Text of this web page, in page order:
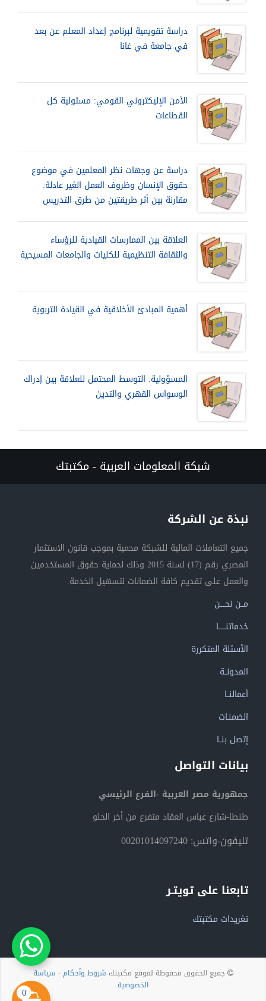
دراسة تقويمية لبرنامج إعداد المعلم عن بعد
في جامعة في غانا
الأمن الإليكتروني القومي: مسئولية كل
القطاعات
دراسة عن وجهات نظر المعلمين في موضوع
حقوق الإنسان وظروف العمل الغير عادلة:
مقارنة بين أثر طريقتين من طرق التدريس
العلاقة بين الممارسات القيادية للرؤساء
والثقافة التنظيمية للكليات والجامعات المسيحية
أهمية المبادئ الأخلاقية في القيادة التربوية
المسؤولية: التوسط المحتمل للعلاقة بين إدراك
الوسواس القهري والتدين
0
شبكة المعلومات العربية - مكتبتك
نبذة عن الشركة
جميع التعاملات المالية للشبكة محمية بموجب قانون الاستثمار
المصري رقم (17) لسنة 2015 وذلك لحماية حقوق المستخدمين
والعمل على تقديم كافة الضمانات لتسهيل الخدمة.
مــن نحــــن
خدماتنــــــا
الأسئلة المتكررة
المدونــة
أعمالنــا
الضمنـات
إتصل بنــا
بيانات التواصل
جمهورية مصر العربية -الفرع الرئيسي
طنطا-شارع عباس العقاد متفرع من أخر الحلو
تليفون-واتس: 00201014097240
تابعنا على تويتـر
تغريدات مكتبتك
جميع الحقوق محفوظة لموقع مكتبتك شروط وأحكام- سياسة
الخصوصية